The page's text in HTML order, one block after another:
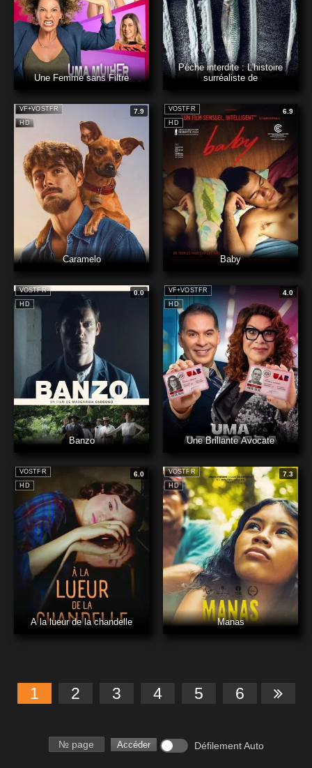
Une Femme sans Filtre
Pêche interdite : L'histoire
surréaliste de
HD
VF+VOSTFR 7.9
Caramelo
HD
VOSTFR 6.9
Baby
HD
VOSTFR 0.0
Banzo
HD
VF+VOSTFR 4.0
Une Brillante Avocate
HD
VOSTFR 6.0
A la lueur de la chandelle
HD
VOSTFR 7.3
Manas
1 2 3 4 5 6
Numéro de page Accéder Défilement Auto